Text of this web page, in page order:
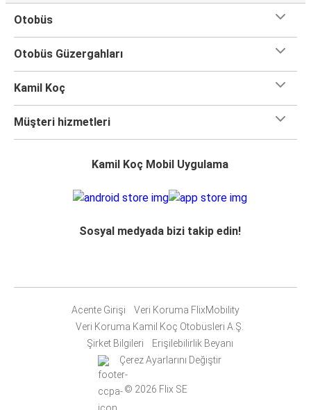
Otobüs
Otobüs Güzergahları
Kamil Koç
Müşteri hizmetleri
Kamil Koç Mobil Uygulama
Sosyal medyada bizi takip edin!
Acente Girişi
Veri Koruma FlixMobility
Veri Koruma Kamil Koç Otobüsleri A.Ş.
Şirket Bilgileri
Erişilebilirlik Beyanı
Çerez Ayarlarını Değiştir
© 2026 Flix SE